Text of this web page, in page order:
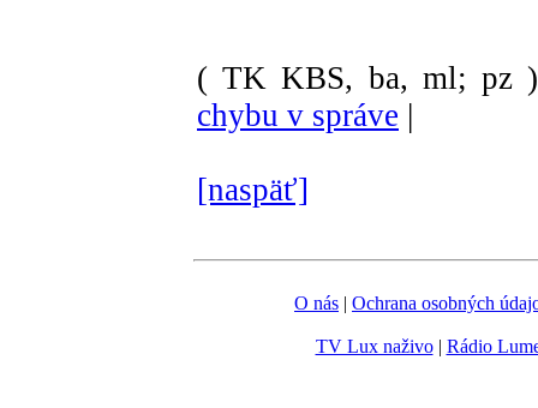
( TK KBS, ba, ml; pz )
chybu v správe |
[naspäť]
O nás | Ochrana osobných
TV Lux naživo| Rádio